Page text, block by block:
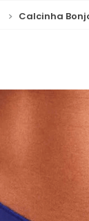
Calcinha